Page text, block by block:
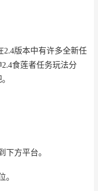
2.4版本中有许多全新任
食莲者任务玩法分
下方平台。
。